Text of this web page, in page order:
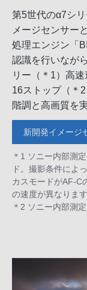
第5世代のα7シ
メージセンサー
処理エンジン「
認識を行いなが
リー（＊1）高
16ストップ（＊
階調と高画質を
新開発イメージ
＊1 ソニー内部測
ド。撮影条件によ
カスモードがAF-C
の速度が異なりま
＊2 ソニー内部測